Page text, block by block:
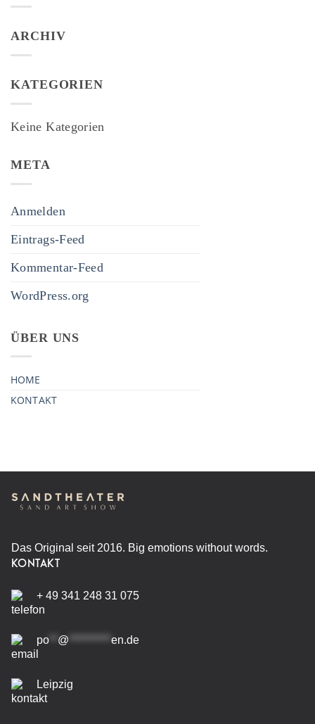
ARCHIV
KATEGORIEN
Keine Kategorien
META
Anmelden
Eintrags-Feed
Kommentar-Feed
WordPress.org
ÜBER UNS
HOME
KONTAKT
Das Original seit 2016. Big emotions without words.
KONTAKT
+ 49 341 248 31 075
po @ ********** en.de
Leipzig